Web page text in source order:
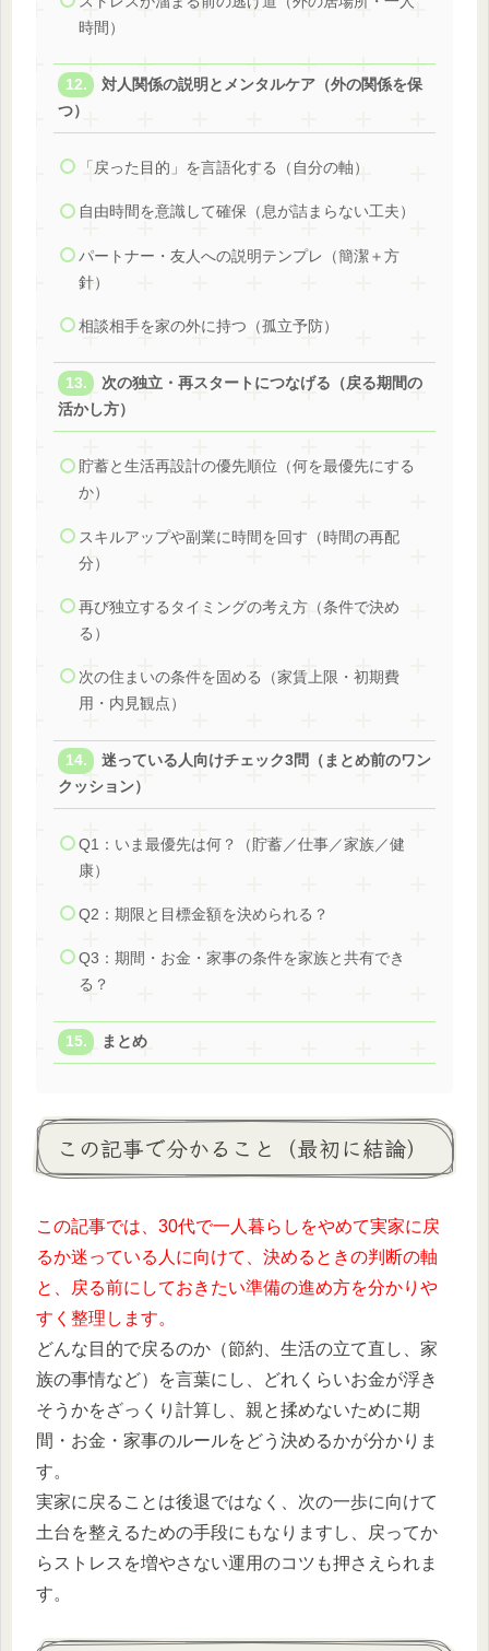
時間）
対人関係の説明とメンタルケア（外の関係を保
つ）
「戻った目的」を言語化する（自分の軸）
自由時間を意識して確保（息が詰まらない工夫）
パートナー・友人への説明テンプレ（簡潔＋方
針）
相談相手を家の外に持つ（孤立予防）
次の独立・再スタートにつなげる（戻る期間の
活かし方）
貯蓄と生活再設計の優先順位（何を最優先にする
か）
スキルアップや副業に時間を回す（時間の再配
分）
再び独立するタイミングの考え方（条件で決め
る）
次の住まいの条件を固める（家賃上限・初期費
用・内見観点）
迷っている人向けチェック3問（まとめ前のワン
クッション）
Q1：いま最優先は何？（貯蓄／仕事／家族／健
康）
Q2：期限と目標金額を決められる？
Q3：期間・お金・家事の条件を家族と共有でき
る？
まとめ
この記事で分かること（最初に結論）
この記事では、30代で一人暮らしをやめて実家に戻
るか迷っている人に向けて、決めるときの判断の軸
と、戻る前にしておきたい準備の進め方を分かりや
すく整理します。
どんな目的で戻るのか（節約、生活の立て直し、家
族の事情など）を言葉にし、どれくらいお金が浮き
そうかをざっくり計算し、親と揉めないために期
間・お金・家事のルールをどう決めるかが分かりま
す。
実家に戻ることは後退ではなく、次の一歩に向けて
土台を整えるための手段にもなりますし、戻ってか
らストレスを増やさない運用のコツも押さえられま
す。